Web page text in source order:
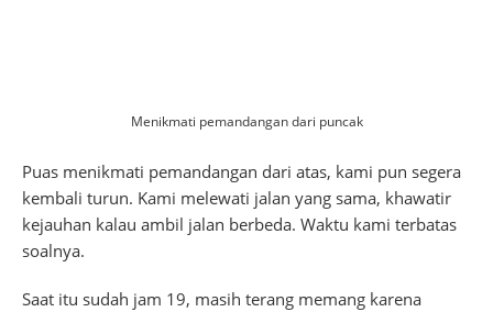
Menikmati pemandangan dari puncak
Puas menikmati pemandangan dari atas, kami pun segera
kembali turun. Kami melewati jalan yang sama, khawatir
kejauhan kalau ambil jalan berbeda. Waktu kami terbatas
soalnya.
Saat itu sudah jam 19, masih terang memang karena